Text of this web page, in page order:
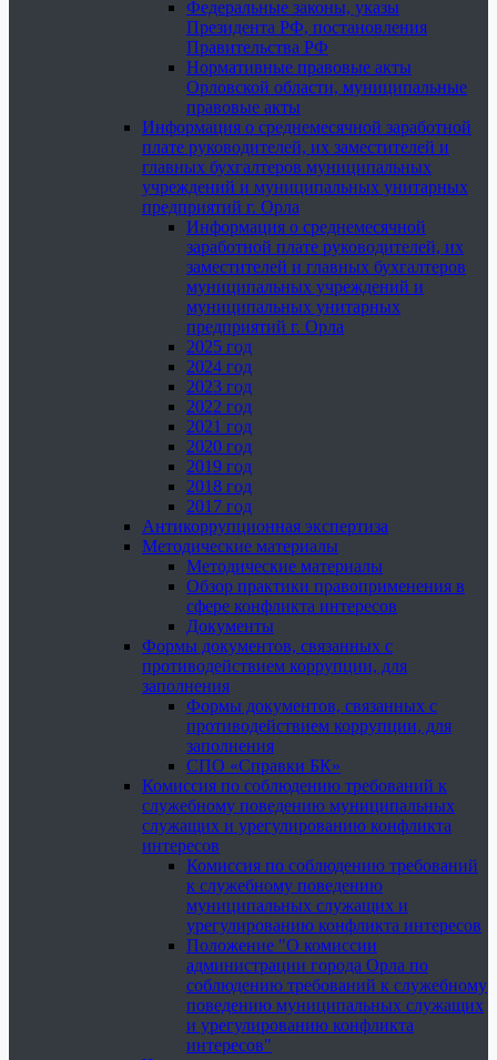
Федеральные законы, указы
Президента РФ, постановления
Правительства РФ
Нормативные правовые акты
Орловской области, муниципальные
правовые акты
Информация о среднемесячной заработной
плате руководителей, их заместителей и
главных бухгалтеров муниципальных
учреждений и муниципальных унитарных
предприятий г. Орла
Информация о среднемесячной
заработной плате руководителей, их
заместителей и главных бухгалтеров
муниципальных учреждений и
муниципальных унитарных
предприятий г. Орла
2025 год
2024 год
2023 год
2022 год
2021 год
2020 год
2019 год
2018 год
2017 год
Антикоррупционная экспертиза
Методические материалы
Методические материалы
Обзор практики правоприменения в
сфере конфликта интересов
Документы
Формы документов, связанных с
противодействием коррупции, для
заполнения
Формы документов, связанных с
противодействием коррупции, для
заполнения
СПО «Справки БК»
Комиссия по соблюдению требований к
служебному поведению муниципальных
служащих и урегулированию конфликта
интересов
Комиссия по соблюдению требований
к служебному поведению
муниципальных служащих и
урегулированию конфликта интересов
Положение "О комиссии
администрации города Орла по
соблюдению требований к служебному
поведению муниципальных служащих
и урегулированию конфликта
интересов"